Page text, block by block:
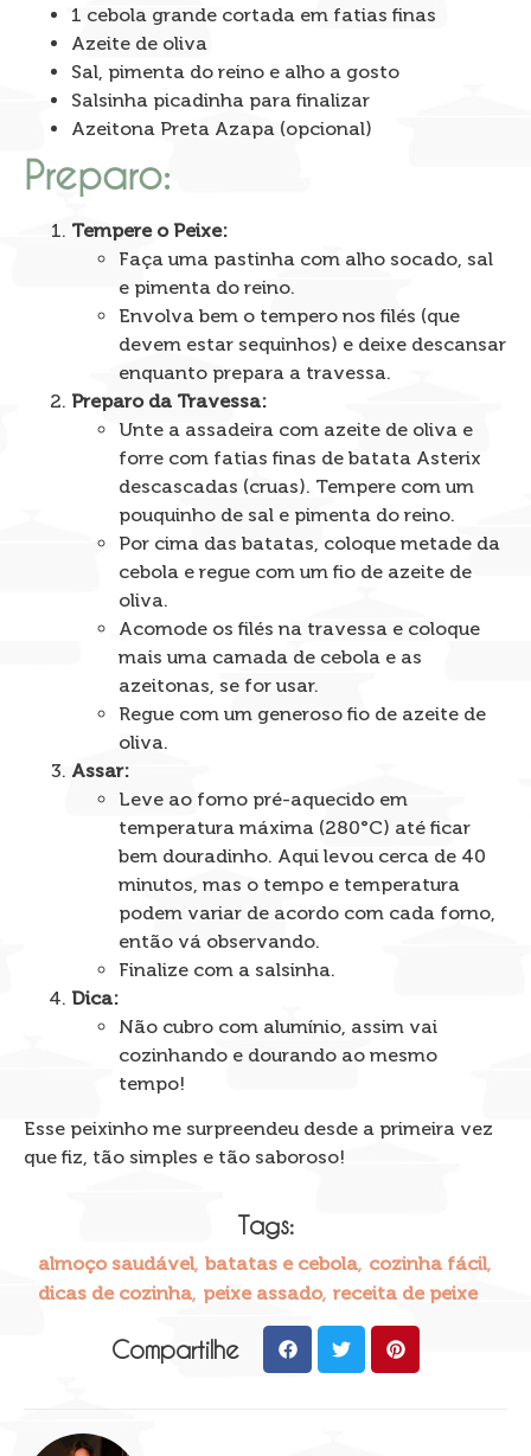
1 cebola grande cortada em fatias finas
Azeite de oliva
Sal, pimenta do reino e alho a gosto
Salsinha picadinha para finalizar
Azeitona Preta Azapa (opcional)
Preparo:
Tempere o Peixe:
Faça uma pastinha com alho socado, sal
e pimenta do reino.
Envolva bem o tempero nos filés (que
devem estar sequinhos) e deixe descansar
enquanto prepara a travessa.
Preparo da Travessa:
Unte a assadeira com azeite de oliva e
forre com fatias finas de batata Asterix
descascadas (cruas). Tempere com um
pouquinho de sal e pimenta do reino.
Por cima das batatas, coloque metade da
cebola e regue com um fio de azeite de
oliva.
Acomode os filés na travessa e coloque
mais uma camada de cebola e as
azeitonas, se for usar.
Regue com um generoso fio de azeite de
oliva.
Assar:
Leve ao forno pré-aquecido em
temperatura máxima (280°C) até ficar
bem douradinho. Aqui levou cerca de 40
minutos, mas o tempo e temperatura
podem variar de acordo com cada forno,
então vá observando.
Finalize com a salsinha.
Dica:
Não cubro com alumínio, assim vai
cozinhando e dourando ao mesmo
tempo!
Esse peixinho me surpreendeu desde a primeira vez
que fiz, tão simples e tão saboroso!
Tags:
almoço saudável batatas e cebola cozinha fácil
dicas de cozinha peixe assado, receita de peixe
Compartilhe